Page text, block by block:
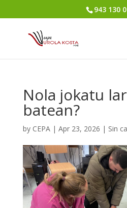
943 130
Nola jokatu
batean?
by CEPA| Apr 23, 2026 | Sin